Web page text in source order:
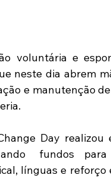
voluntária e
neste dia abrem
e manutenção
Day
fundos
línguas e reforço